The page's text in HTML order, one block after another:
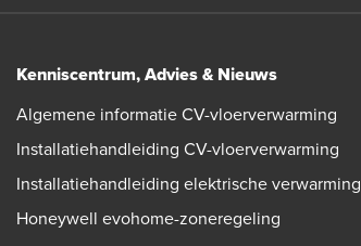
Kenniscentrum, Advies & Nieuws
Algemene informatie CV-vloerverwarming
Installatiehandleiding CV-vloerverwarming
Installatiehandleiding elektrische verwarming
Honeywell evohome-zoneregeling